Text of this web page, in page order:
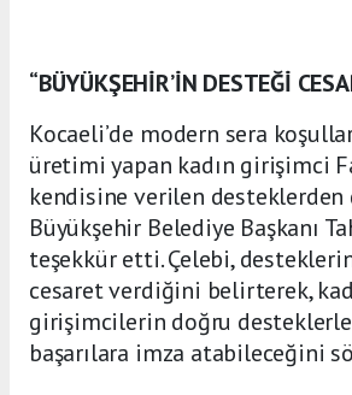
“BÜYÜKŞEHİR’İN DESTEĞİ
Kocaeli’de modern sera
üretimi yapan kadın girişimci
kendisine verilen desteklerden
Büyükşehir Belediye Başkanı
teşekkür etti. Çelebi,
cesaret verdiğini belirterek,
girişimcilerin doğru
başarılara imza atabileceğini